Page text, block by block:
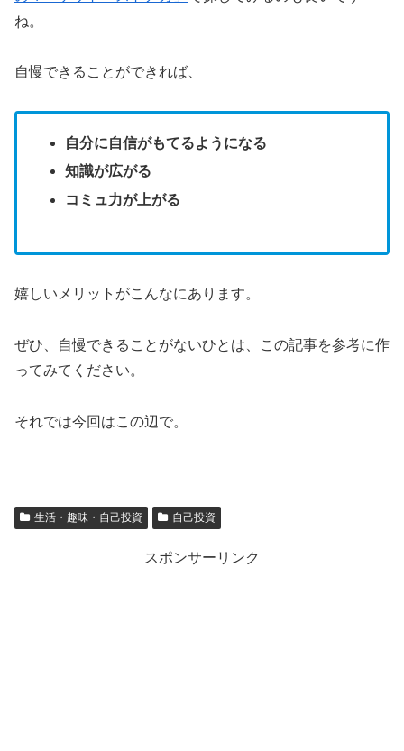
ね。
自慢できることができれば、
自分に自信がもてるようになる
知識が広がる
コミュ力が上がる
嬉しいメリットがこんなにあります。
ぜひ、自慢できることがないひとは、この記事を参考に作
ってみてください。
それでは今回はこの辺で。
生活・趣味・自己投資 自己投資
スポンサーリンク